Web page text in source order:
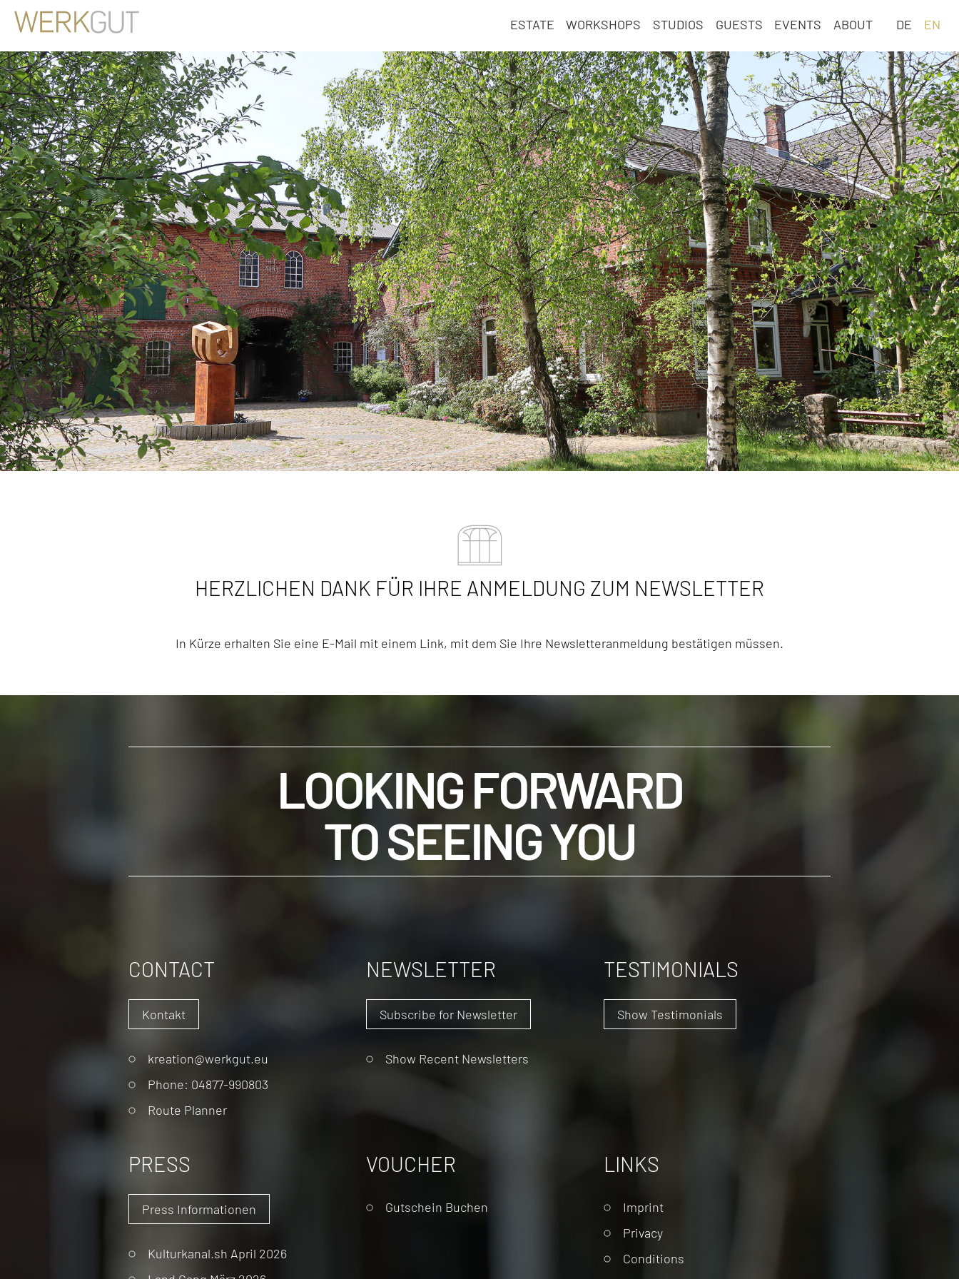
navigation
ESTATE WORKSHOPS STUDIOS GUESTS EVENTS ABOUT DE EN
HERZLICHEN DANK FÜR IHRE ANMELDUNG ZUM NEWSLETTER
In Kürze erhalten Sie eine E-Mail mit einem Link, mit dem Sie Ihre Newsletteranmeldung bestätigen müssen.
LOOKING FORWARD
TO SEEING YOU
CONTACT
Kontakt
Skip
navigation
kreation@werkgut.eu
Phone: 04877-990803
Route Planner
NEWSLETTER
Subscribe for Newsletter
Show Recent Newsletters
TESTIMONIALS
Show Testimonials
PRESS
Press Informationen
Kulturkanal.sh April 2026
VOUCHER
Gutschein Buchen
LINKS
Skip
navigation
Imprint
Privacy
Conditions